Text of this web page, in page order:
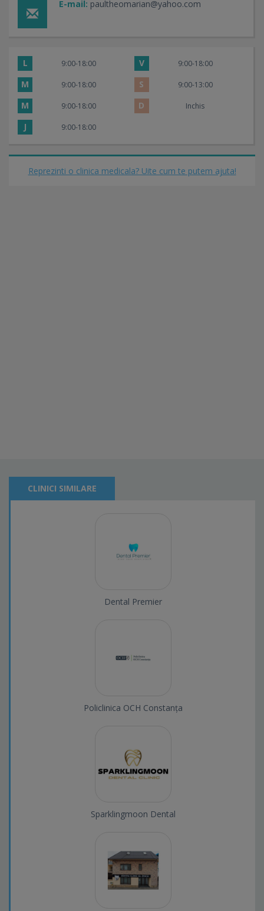
E-mail: paultheomarian@yahoo.com
L 9:00-18:00 V 9:00-18:00
M 9:00-18:00 S 9:00-13:00
M 9:00-18:00 D Inchis
J 9:00-18:00
Reprezinti o clinica medicala? Uite cum te putem ajuta!
CLINICI SIMILARE
Dental Premier
Policlinica OCH Constanța
Sparklingmoon Dental